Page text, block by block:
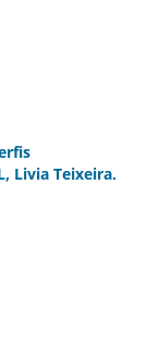
Livia Teixeira.